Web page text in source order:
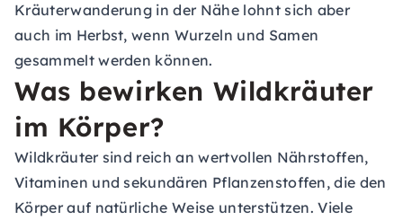
Kräuterwanderung in der Nähe lohnt sich aber
auch im Herbst, wenn Wurzeln und Samen
gesammelt werden können.
Was bewirken Wildkräuter
im Körper?
Wildkräuter sind reich an wertvollen Nährstoffen,
Vitaminen und sekundären Pflanzenstoffen, die den
Körper auf natürliche Weise unterstützen. Viele